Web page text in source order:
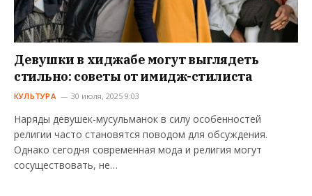
Девушки в хиджабе могут выглядеть
стильно: советы от имидж-стилиста
КУЛЬТУРА 30 июля, 2025 9:03
Наряды девушек-мусульманок в силу особенностей
религии часто становятся поводом для обсуждения.
Однако сегодня современная мода и религия могут
сосуществовать, не…